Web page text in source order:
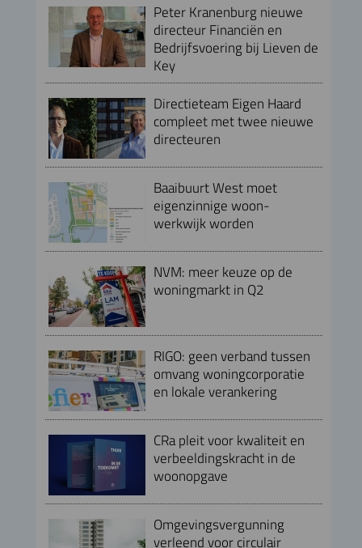
Peter Kranenburg nieuwe
directeur Financiën en
Bedrijfsvoering bij Lieven de
Key
Directieteam Eigen Haard
compleet met twee nieuwe
directeuren
Baaibuurt West moet
eigenzinnige woon-
werkwijk worden
NVM: meer keuze op de
woningmarkt in Q2
RIGO: geen verband tussen
omvang woningcorporatie
en lokale verankering
CRa pleit voor kwaliteit en
verbeeldingskracht in de
woonopgave
Omgevingsvergunning
verleend voor circulair